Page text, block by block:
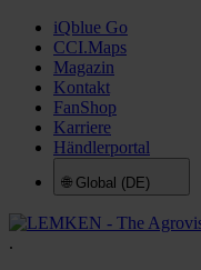
iQblue Go
CCI.Maps
Magazin
Kontakt
FanShop
Karriere
Händlerportal
🌐 Global (DE)
.